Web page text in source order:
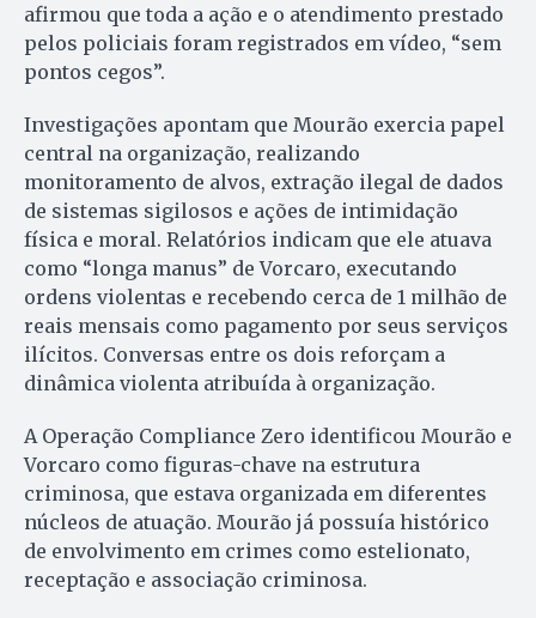
afirmou que toda a ação e o atendimento prestado
pelos policiais foram registrados em vídeo, “sem
pontos cegos”.
Investigações apontam que Mourão exercia papel
central na organização, realizando
monitoramento de alvos, extração ilegal de dados
de sistemas sigilosos e ações de intimidação
física e moral. Relatórios indicam que ele atuava
como “longa manus” de Vorcaro, executando
ordens violentas e recebendo cerca de 1 milhão de
reais mensais como pagamento por seus serviços
ilícitos. Conversas entre os dois reforçam a
dinâmica violenta atribuída à organização.
A Operação Compliance Zero identificou Mourão e
Vorcaro como figuras-chave na estrutura
criminosa, que estava organizada em diferentes
núcleos de atuação. Mourão já possuía histórico
de envolvimento em crimes como estelionato,
receptação e associação criminosa.